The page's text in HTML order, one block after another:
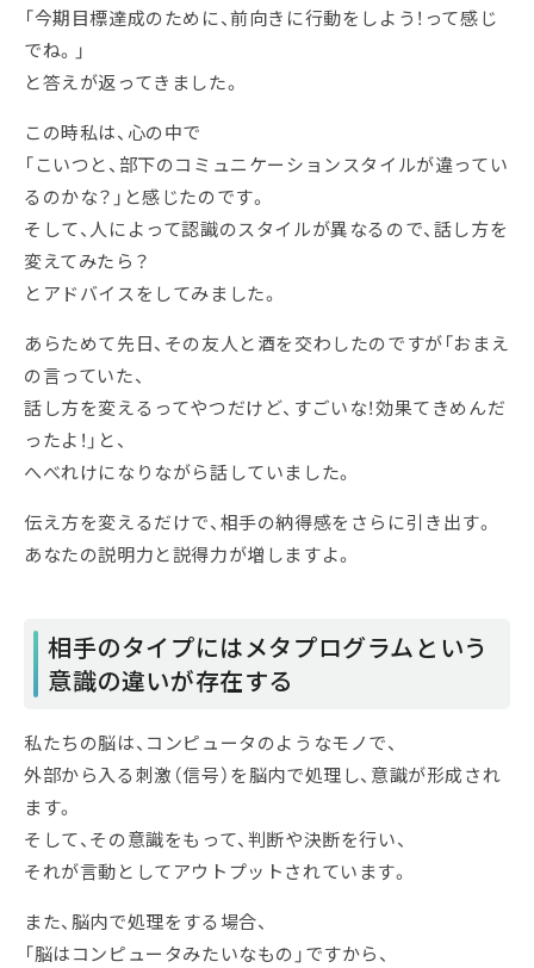
「今期目標達成のために、前向きに行動をしよう！って感じ
でね。」
と答えが返ってきました。
この時私は、心の中で
「こいつと、部下のコミュニケーションスタイルが違ってい
るのかな？」と感じたのです。
そして、人によって認識のスタイルが異なるので、話し方を
変えてみたら？
とアドバイスをしてみました。
あらためて先日、その友人と酒を交わしたのですが「おまえ
の言っていた、
話し方を変えるってやつだけど、すごいな！効果てきめんだ
ったよ！」と、
へべれけになりながら話していました。
伝え方を変えるだけで、相手の納得感をさらに引き出す。
あなたの説明力と説得力が増しますよ。
相手のタイプにはメタプログラムという
意識の違いが存在する
私たちの脳は、コンピュータのようなモノで、
外部から入る刺激（信号）を脳内で処理し、意識が形成され
ます。
そして、その意識をもって、判断や決断を行い、
それが言動としてアウトプットされています。
また、脳内で処理をする場合、
「脳はコンピュータみたいなもの」ですから、